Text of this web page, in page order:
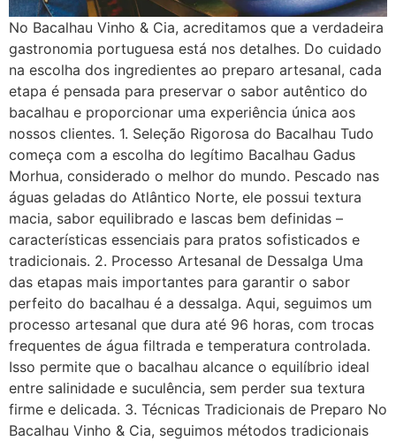
No Bacalhau Vinho & Cia, acreditamos que a verdadeira
gastronomia portuguesa está nos detalhes. Do cuidado
na escolha dos ingredientes ao preparo artesanal, cada
etapa é pensada para preservar o sabor autêntico do
bacalhau e proporcionar uma experiência única aos
nossos clientes. 1. Seleção Rigorosa do Bacalhau Tudo
começa com a escolha do legítimo Bacalhau Gadus
Morhua, considerado o melhor do mundo. Pescado nas
águas geladas do Atlântico Norte, ele possui textura
macia, sabor equilibrado e lascas bem definidas –
características essenciais para pratos sofisticados e
tradicionais. 2. Processo Artesanal de Dessalga Uma
das etapas mais importantes para garantir o sabor
perfeito do bacalhau é a dessalga. Aqui, seguimos um
processo artesanal que dura até 96 horas, com trocas
frequentes de água filtrada e temperatura controlada.
Isso permite que o bacalhau alcance o equilíbrio ideal
entre salinidade e suculência, sem perder sua textura
firme e delicada. 3. Técnicas Tradicionais de Preparo No
Bacalhau Vinho & Cia, seguimos métodos tradicionais